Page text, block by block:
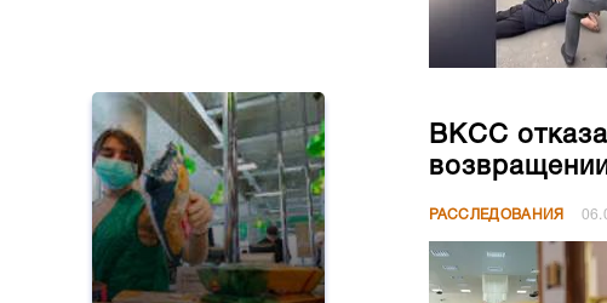
ВКСС
РАССЛЕДОВАНИЯ